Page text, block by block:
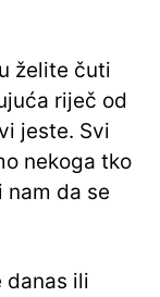
želite čuti
riječ od
jeste. Svi
nekoga tko
nam da se
danas ili